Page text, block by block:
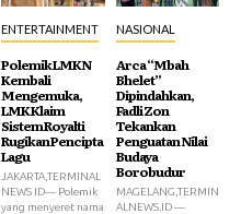
ENTERTAINMENT
Polemik LMKN
Kembali
Mengemuka,
LMK Klaim
Sistem Royalti
Rugikan Pencipta
Lagu
JAKARTA,TERMINAL
NEWS ID— Polemik
yang menyeret nama
NASIONAL
Arca “Mbah
Bhelet”
Dipindahkan,
Fadli Zon
Tekankan
Penguatan Nilai
Budaya
Borobudur
MAGELANG,TERMIN
ALNEWS.ID —